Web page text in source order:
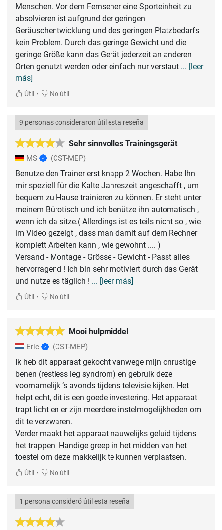
Menschen. Vor dem Fernseher eine Sporteinheit zu
absolvieren ist aufgrund der geringen
Geräuschentwicklung und des geringen Platzbedarfs
kein Problem. Durch das geringe Gewicht und die
geringe Größe kann das Gerät jederzeit an anderen
Orten genutzt werden oder einfach nur verstaut ... [leer
más]
Útil • No útil
Sehr sinnvolles Trainingsgerät
9 personas consideraron útil esta reseña
MS (CST-MEP)
Benutze den Trainer erst knapp 2 Wochen. Habe Ihn
mir speziell für die Kalte Jahreszeit angeschafft , um
bequem zu Hause trainieren zu können. Er steht unter
meinem Bürotisch und ich benütze ihn automatisch ,
wenn ich da sitze.( Allerdings ist es teils nicht so , wie
im Video gezeigt , dass man damit auf dem Rechner
komplett Arbeiten kann , wie gewohnt .... )
Versand - Montage - Grösse - Gewicht - Passt alles
hervorragend ! Ich bin sehr motiviert durch das Gerät
und nutze es täglich ! ... [leer más]
Útil • No útil
Mooi hulpmiddel
Eric (CST-MEP)
Ik heb dit apparaat gekocht vanwege mijn onrustige
benen (restless leg syndrom) en gebruik deze
voornamelijk ‘s avonds tijdens televisie kijken. Het
helpt echt, dit is een goede investering. Het apparaat
trapt licht en er zijn meerdere instelmogelijkheden om
dit te verzwaren.
Verder maakt het apparaat nauwelijks geluid tijdens
het trappen. Handige greep in het midden van het
Útil • No útil
1 persona consideró útil esta reseña